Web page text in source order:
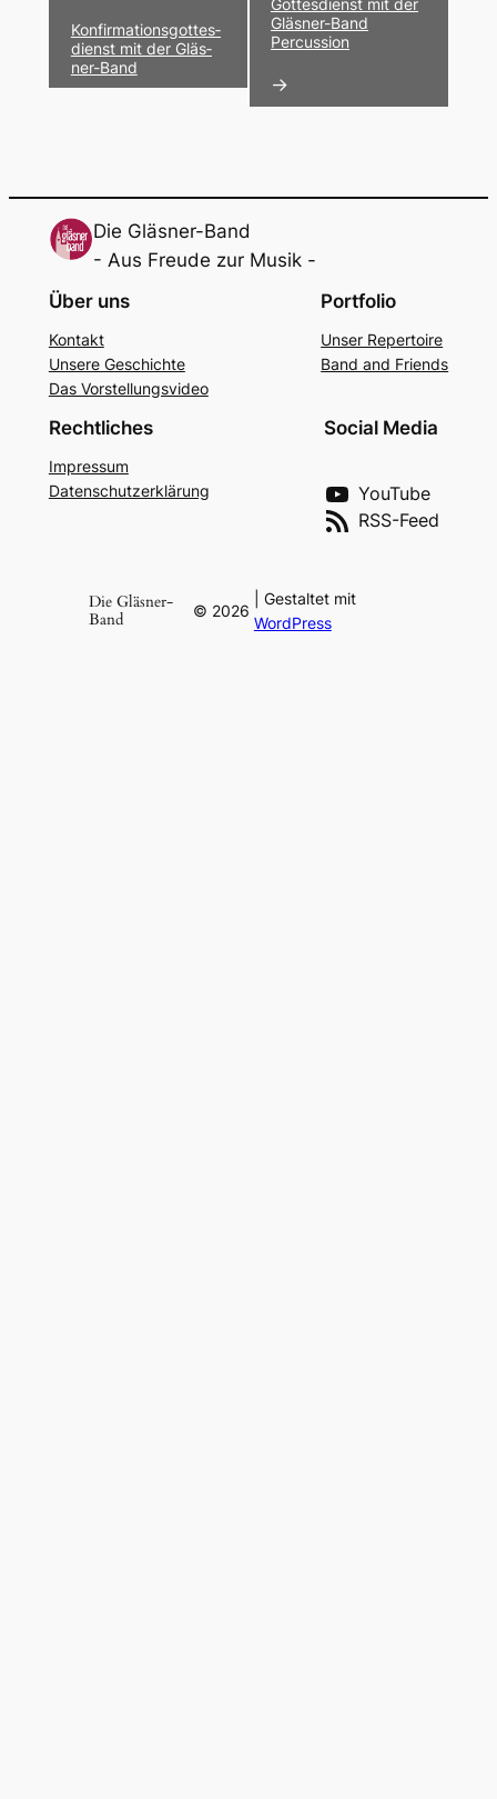
Konfir­ma­ti­ons­got­tes­
dienst mit der Gläs­
ner-Band
Gläs­ner-Band
Percus­sion
→
Die Gläsner-Band
- Aus Freude zur Musik -
Über uns
Kon­takt
Unse­re Geschich­te
Das Vor­stel­lungs­vi­deo
Portfolio
Unser Reper­toire
Band and Fri­ends
Rechtliches
Impres­sum
Daten­schutz­er­klä­rung
Social Media
YouTube
RSS-Feed
Die Gläsner-
Band
© 2026
| Gestaltet mit
WordPress